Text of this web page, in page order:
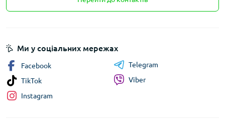
Ми у соціальних мережах
Facebook
TikTok
Instagram
Telegram
Viber